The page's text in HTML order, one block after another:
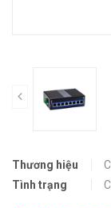
Thương hiệu
Tình trạng